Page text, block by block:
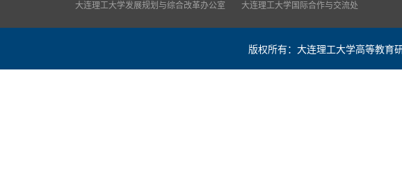
大连理工大学发展规划与综合改革办公室
大连理工大学国际合作与交流处
版权所有：大连理工大学高等教育